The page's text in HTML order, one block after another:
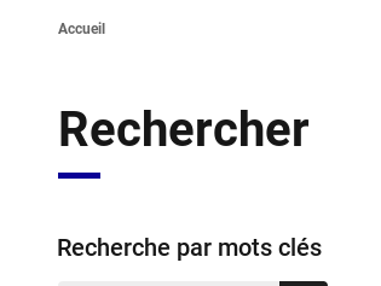
Accueil
Rechercher
Recherche par mots clés